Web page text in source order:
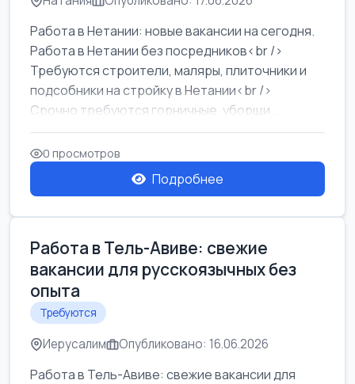
Работа в Нетании: новые вакансии на сегодня.
Работа в Нетании без посредников<br />
Требуются строители, маляры, плиточники и
подсобники на стройку в Нетании<br />
Срочно требуются горничные, уборщи...
0 просмотров
Подробнее
Работа в Тель-Авиве: свежие
вакансии для русскоязычных без
опыта
Требуются
Иерусалим Опубликовано: 16.06.2026
Работа в Тель-Авиве: свежие вакансии для